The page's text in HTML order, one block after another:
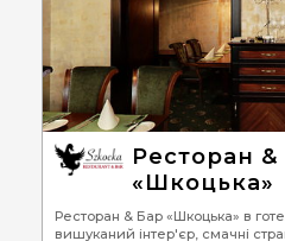
Ресторан &
«Шкоцька»
Ресторан & Бар «Шкоцька» в
вишуканий інтер'єр, смачні